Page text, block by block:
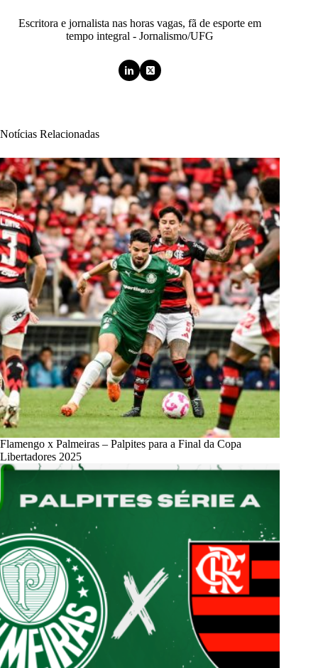
Escritora e jornalista nas horas vagas, fã de esporte em
tempo integral - Jornalismo/UFG
Notícias Relacionadas
Flamengo x Palmeiras – Palpites para a Final da Copa
Libertadores 2025